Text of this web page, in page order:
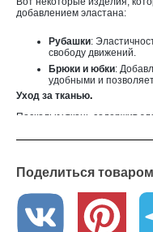
добавлением эластана:
Рубашки:
свободу движений.
Брюки и юбки:
удобными и
Уход за тканью.
Поскольку ткань содержит
В интернет - магазине
эту ткань по оптовой
по всей России. Если у
получить образцы
удовольствием вам
Поделиться